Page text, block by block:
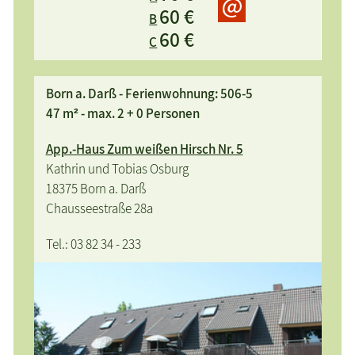
direkter Zugang zur Badebrücke 150m, W-LAN
B60 €
C 60 €
Born a. Darß - Ferienwohnung: 506-5
47 m² - max. 2 + 0 Personen
App.-Haus Zum weißen Hirsch Nr. 5
Kathrin und Tobias Osburg
18375 Born a. Darß
Chausseestraße 28a
Tel.: 03 82 34 - 233